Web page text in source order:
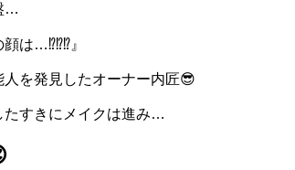
…
顔は…⁉⁉⁉』
人を発見したオーナー内匠😎
たすきにメイクは進み…